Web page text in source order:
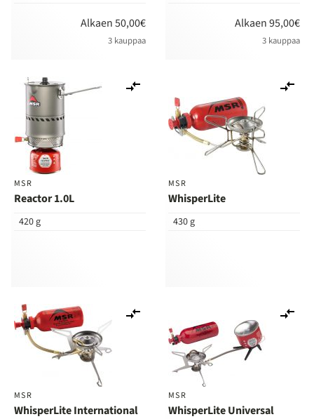
Alkaen 50,00€
3 kauppaa
Alkaen 95,00€
3 kauppaa
MSR
Reactor 1.0L
420 g
vertailuun
MSR
WhisperLite
430 g
MSR
WhisperLite International
vertailuun
MSR
WhisperLite Universal